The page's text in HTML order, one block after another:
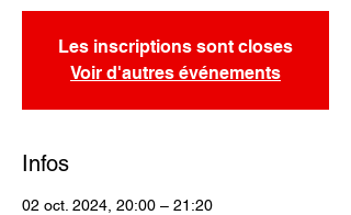
Les inscriptions sont closes
Voir d'autres événements
Infos
02 oct. 2024, 20:00 – 21:20